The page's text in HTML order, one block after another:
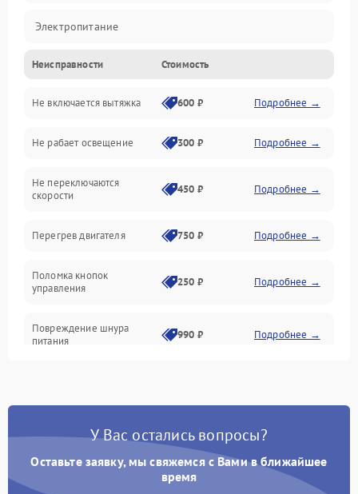
Электропитание
Вентиляция
Освещение
Механические повреждения
Электроника
Неисправности Стоимость
Не включается вытяжка 600 ₽ Подробнее →
Не рабает освещение 300 ₽ Подробнее →
Не переключаются
скорости
450 ₽ Подробнее →
Перегрев двигателя 750 ₽ Подробнее →
Поломка кнопок
управления
250 ₽ Подробнее →
Повреждение шнура
питания
990 ₽ Подробнее →
Не ключается вытяжка 550 ₽ Подробнее →
конденсатора
1000 ₽ Подробнее →
У Вас остались вопросы?
Оставьте заявку, мы свяжемся с Вами в ближайшее
время